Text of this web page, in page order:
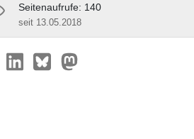
Seitenaufrufe: 140
seit 13.05.2018